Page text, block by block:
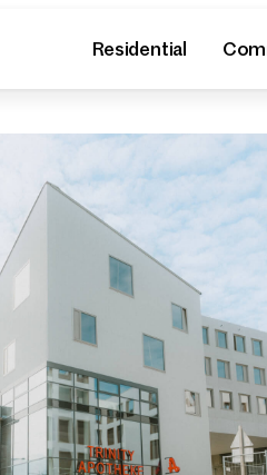
Residential